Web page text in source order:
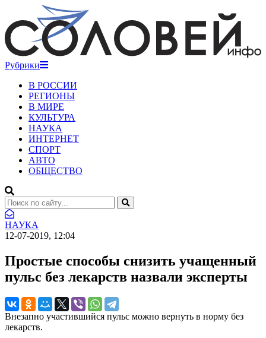
Рубрики
В РОССИИ
РЕГИОНЫ
В МИРЕ
КУЛЬТУРА
НАУКА
ИНТЕРНЕТ
СПОРТ
АВТО
ОБЩЕСТВО
НАУКА
12-07-2019, 12:04
Простые способы снизить учащенный
пульс без лекарств назвали эксперты
Внезапно участившийся пульс можно вернуть в норму без
лекарств.